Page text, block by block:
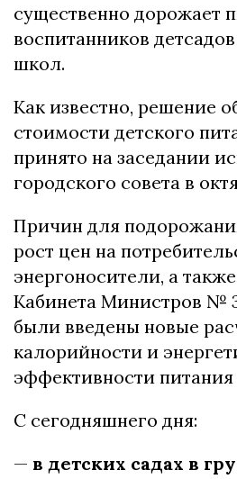
существенно дорожает
воспитанников
школ.
Как известно, решение
стоимости детского
принято на заседании
городского совета в
Причин для
рост цен на
энергоносители, а
Кабинета Министров №
были введены новые
калорийности и
эффективности питания
С сегодняшнего дня:
— в детских садах в